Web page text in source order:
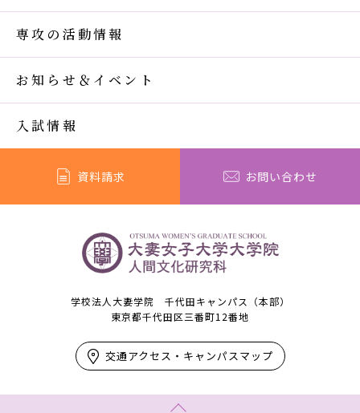
専攻の活動情報
お知らせ＆イベント
入試情報
資料請求 お問い合わせ
学校法人大妻学院 千代田キャンパス（本部）
東京都千代田区三番町12番地
交通アクセス・キャンパスマップ